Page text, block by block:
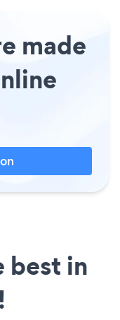
made
best in